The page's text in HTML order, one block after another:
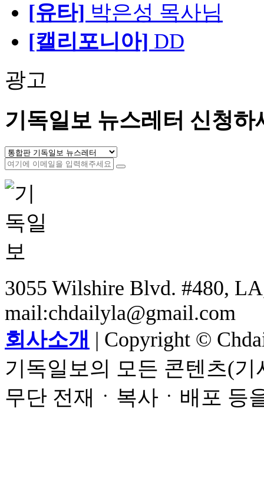
[유타] 박은성 목사님
[캘리포니아] DD
광고
기독일보 뉴스레터 신청하
3055 Wilshire Blvd. #480,
mail:chdailyla@gmail.com
회사소개 | Copyright ©
기독일보의 모든 콘텐츠(
무단 전재ㆍ복사ㆍ배포 등